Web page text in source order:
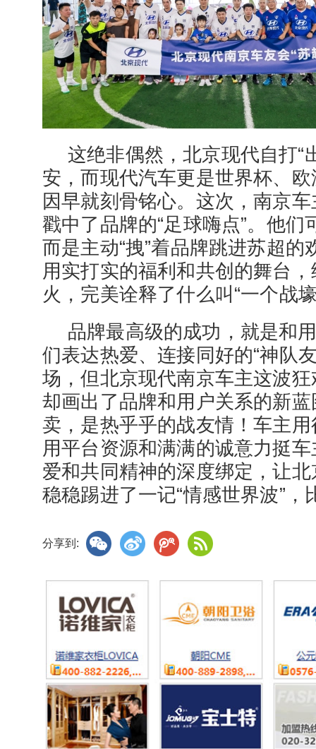
这绝非偶然，北京现代自打“
安，而现代汽车更是世界杯、
因早就刻骨铭心。这次，南京车
戳中了品牌的“足球嗨点”。他们
而是主动“拽”着品牌跳进苏超的
用实打实的福利和共创的舞台
火，完美诠释了什么叫“一个战
品牌最高级的成功，就是和
们表达热爱、连接同好的“神队
场，但北京现代南京车主这波
却画出了品牌和用户关系的新
卖，是热乎乎的战友情！车主
用平台资源和满满的诚意力挺
爱和共同精神的深度绑定，让
稳稳踢进了一记“情感世界波”，
分享到: